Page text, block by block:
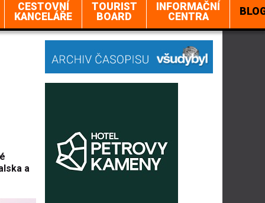
CESTOVNÍ
KANCELÁŘE
TOURIST
BOARD
INFORMAČNÍ
CENTRA
a